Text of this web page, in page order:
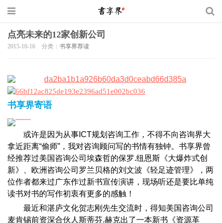
点亮未来的12家创新公司
2015-10-16 分类： 书享界荐读
书享界寄语
或许是因为从事ICT规划咨询工作，不得不向咨询界大
拿近距离“偷师”，我对咨询顾问写的书情有独钟。书享界曾
经推荐过美国咨询公司埃森哲的保罗.纽恩斯《大爆炸式创
新》、欧洲咨询公司罗兰贝格的刘文波《轻足迹管理》，两
位作者都来过广东作过新书宣传演讲，现场听还是要比单纯
读书对书的写作初衷有更多的感触！
最近和湛庐文化贺志刚先生交流时，得知美国咨询公司
麦肯锡前资深合伙人斯蒂芬.赫克出了一本新书《资源革